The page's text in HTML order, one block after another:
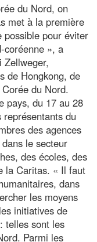
du Nord, on
met à la première
possible pour éviter
coréenne », a
Zellweger,
de Hongkong, de
du Nord.
pays, du 17 au 28
du
des agences
le secteur
des écoles, des
la Caritas. « Il faut
dans
les moyens
initiatives de
telles sont les
Parmi les